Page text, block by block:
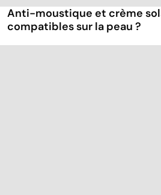
Anti-moustique et crème
compatibles sur la peau ?